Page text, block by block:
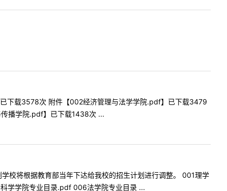
下载3578次 附件【002经济管理与法学学院.pdf】已下载3479
播学院.pdf】已下载1438次 ...
校将根据教育部当年下达给我校的招生计划进行调整。 001理学
学学院专业目录.pdf 006法学院专业目录 ...